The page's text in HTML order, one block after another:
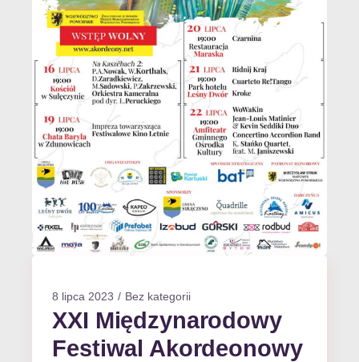
8 lipca 2023 Bez kategorii
XXI Międzynarodowy
Festiwal Akordeonowy